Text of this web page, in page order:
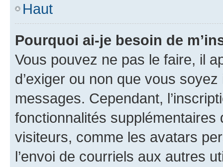
Haut
Pourquoi ai-je besoin de
Vous pouvez ne pas le faire, il
d’exiger ou non que vous
messages. Cependant,
fonctionnalités
visiteurs, comme les avatars
l’envoi de courriels aux autres